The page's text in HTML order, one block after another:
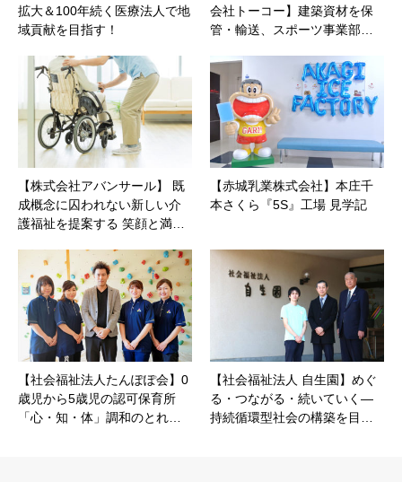
拡大＆100年続く医療法人で地
域貢献を目指す！
会社トーコー】建築資材を保
管・輸送、スポーツ事業部…
【株式会社アバンサール】 既
成概念に囚われない新しい介
護福祉を提案する 笑顔と満…
【赤城乳業株式会社】本庄千
本さくら『5S』工場 見学記
【社会福祉法人たんぽぽ会】0
歳児から5歳児の認可保育所
「心・知・体」調和のとれ…
【社会福祉法人 自生園】めぐ
る・つながる・続いていく―
持続循環型社会の構築を目…